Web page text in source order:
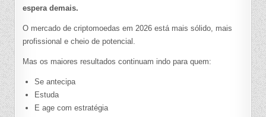
espera demais.
O mercado de criptomoedas em 2026 está mais sólido, mais
profissional e cheio de potencial.
Mas os maiores resultados continuam indo para quem:
Se antecipa
Estuda
E age com estratégia